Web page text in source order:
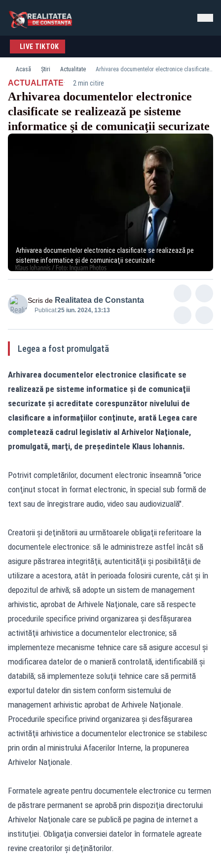
LIVE TIKTOK
Acasă Știri Actualitate Arhivarea documentelor electronice clasificate se realizează pe sisteme informatice şi de comunicaţii securizate
ACTUALITATE· 2 min citire
Arhivarea documentelor electronice
clasificate se realizează pe sisteme
informatice şi de comunicaţii securizate
Arhivarea documentelor electronice clasificate se realizează pe
sisteme informatice şi de comunicaţii securizate
Scris de Realitatea de Constanta
Publicat:25 iun. 2024, 13:13
Legea a fost promulgată
Arhivarea documentelor electronice clasificate se
realizează pe sisteme informatice şi de comunicaţii
securizate şi acreditate corespunzător nivelului de
clasificare a informaţiilor conţinute, arată Legea care
completează cadrul legislativ al Arhivelor Naţionale,
promulgată, marţi, de preşedintele Klaus Iohannis.
Potrivit completărilor, document electronic înseamnă "orice
conţinut stocat în format electronic, în special sub formă de
text sau de înregistrare audio, video sau audiovizuală".
Creatorii şi deţinătorii au următoarele obligaţii referitoare la
documentele electronice: să le administreze astfel încât să
asigure păstrarea integrităţii, autenticităţii şi posibilităţii de
utilizare a acestora, atât în perioada folosirii curente, cât şi în
depozitul de arhivă; să adopte un sistem de management
arhivistic, aprobat de Arhivele Naţionale, care să respecte
procedurile specifice privind organizarea şi desfăşurarea
activităţii arhivistice a documentelor electronice; să
implementeze mecanisme tehnice care să asigure accesul şi
modificarea datelor de o manieră controlată, identificabilă şi
databilă; să implementeze soluţii tehnice care să permită
exportul datelor din sistem conform sistemului de
management arhivistic aprobat de Arhivele Naţionale.
Procedurile specifice privind organizarea şi desfăşurarea
activităţii arhivistice a documentelor electronice se stabilesc
prin ordin al ministrului Afacerilor Interne, la propunerea
Arhivelor Naţionale.
Formatele agreate pentru documentele electronice cu termen
de păstrare permanent se aprobă prin dispoziţia directorului
Arhivelor Naţionale care se publică pe pagina de internet a
instituţiei. Obligaţia conversiei datelor în formatele agreate
revine creatorilor şi deţinătorilor.